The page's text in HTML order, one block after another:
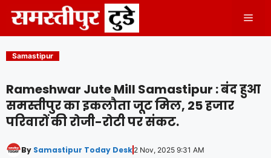
content
Samastipur
Rameshwar Jute Mill Samastipur : बंद हुआ
समस्तीपुर का इकलौता जूट मिल, 25 हजार
परिवारों की रोजी-रोटी पर संकट.
By Samastipur Today Desk 2 Nov, 2025 9:31 AM